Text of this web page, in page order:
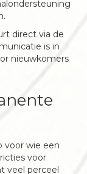
direct via de
is in
nieuwkomers
voor wie een
voor
veel perceel